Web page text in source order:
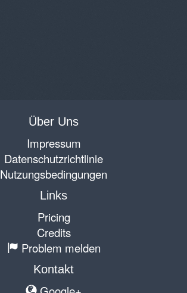
Über Uns
Impressum
Datenschutzrichtlinie
Nutzungsbedingungen
Links
Pricing
Credits
Problem melden
Kontakt